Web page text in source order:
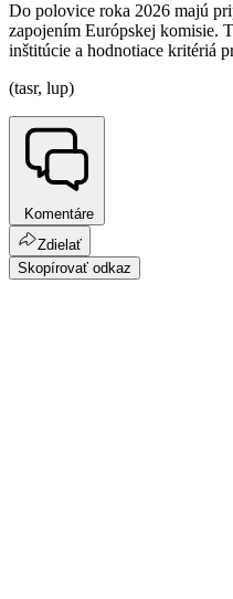
Do polovice roka 2026 majú
zapojením Európskej komisie.
inštitúcie a hodnotiace kritériá
(tasr, lup)
Komentáre
Zdielať
Skopírovať odkaz